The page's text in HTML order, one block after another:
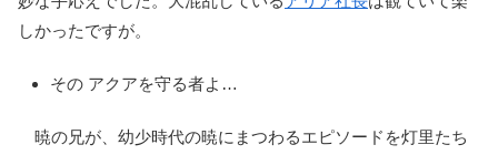
しかったですが。
その アクアを守る者よ…
暁の兄が、幼少時代の暁にまつわるエピソードを灯里たち